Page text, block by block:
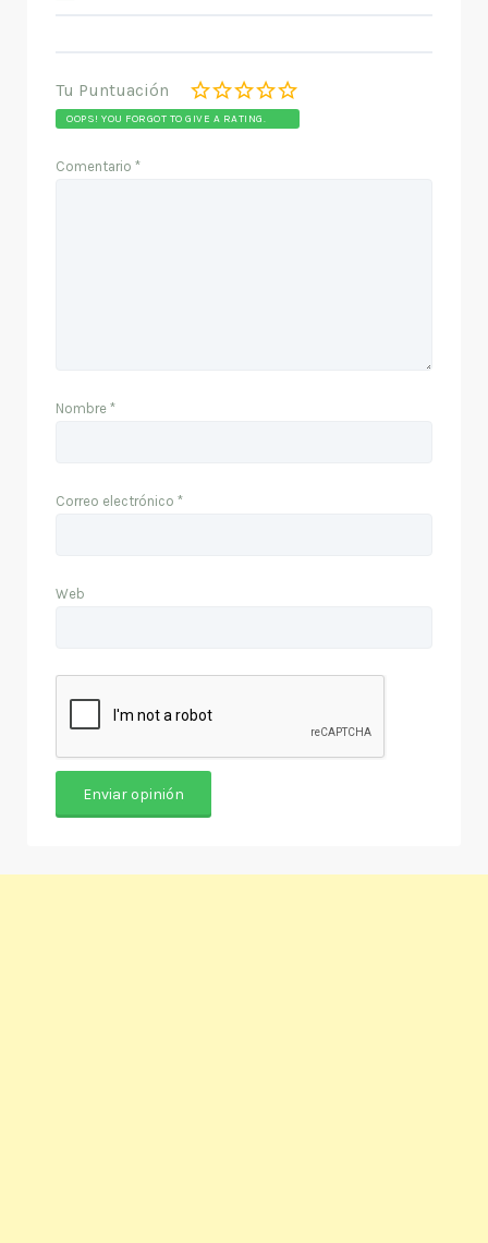
Tu Puntuación
OOPS! YOU FORGOT TO GIVE A RATING.
Comentario *
Nombre *
Correo electrónico *
Web